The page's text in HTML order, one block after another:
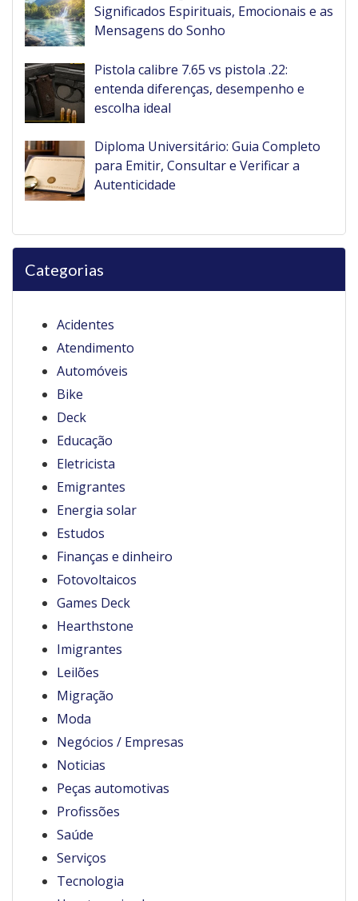
Significados Espirituais, Emocionais e as
Mensagens do Sonho
Pistola calibre 7.65 vs pistola .22:
entenda diferenças, desempenho e
escolha ideal
Diploma Universitário: Guia Completo
para Emitir, Consultar e Verificar a
Autenticidade
Categorias
Acidentes
Atendimento
Automóveis
Bike
Deck
Educação
Eletricista
Emigrantes
Energia solar
Estudos
Finanças e dinheiro
Fotovoltaicos
Games Deck
Hearthstone
Imigrantes
Leilões
Migração
Moda
Negócios / Empresas
Noticias
Peças automotivas
Profissões
Saúde
Serviços
Tecnologia